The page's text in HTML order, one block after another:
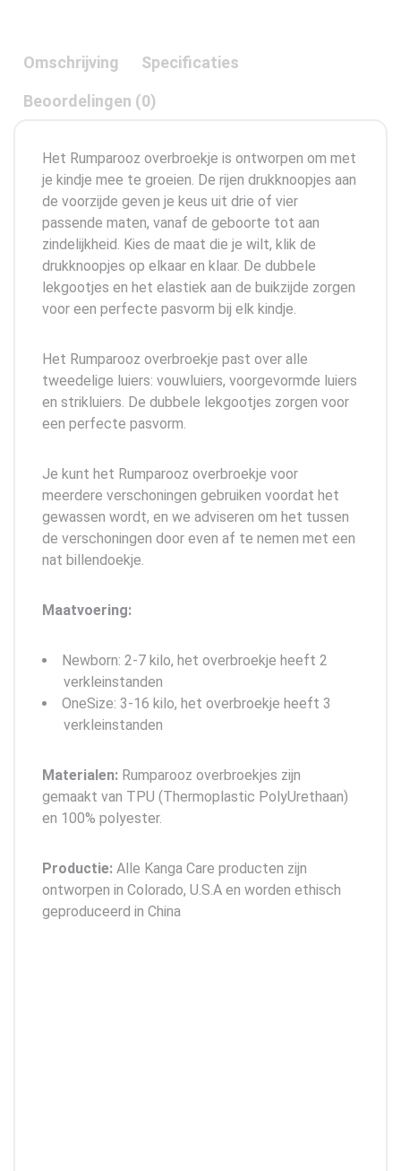
Omschrijving Specificaties
Beoordelingen (0)
Het Rumparooz overbroekje is ontworpen om met
je kindje mee te groeien. De rijen drukknoopjes aan
de voorzijde geven je keus uit drie of vier
passende maten, vanaf de geboorte tot aan
zindelijkheid. Kies de maat die je wilt, klik de
drukknoopjes op elkaar en klaar. De dubbele
lekgootjes en het elastiek aan de buikzijde zorgen
voor een perfecte pasvorm bij elk kindje.
Het Rumparooz overbroekje past over alle
tweedelige luiers: vouwluiers, voorgevormde luiers
en strikluiers. De dubbele lekgootjes zorgen voor
een perfecte pasvorm.
Je kunt het Rumparooz overbroekje voor
meerdere verschoningen gebruiken voordat het
gewassen wordt, en we adviseren om het tussen
de verschoningen door even af te nemen met een
nat billendoekje.
Maatvoering:
Newborn: 2-7 kilo, het overbroekje heeft 2
verkleinstanden
OneSize: 3-16 kilo, het overbroekje heeft 3
verkleinstanden
Materialen: Rumparooz overbroekjes zijn
gemaakt van TPU (Thermoplastic PolyUrethaan)
en 100% polyester.
Productie: Alle Kanga Care producten zijn
ontworpen in Colorado, U.S.A en worden ethisch
geproduceerd in China